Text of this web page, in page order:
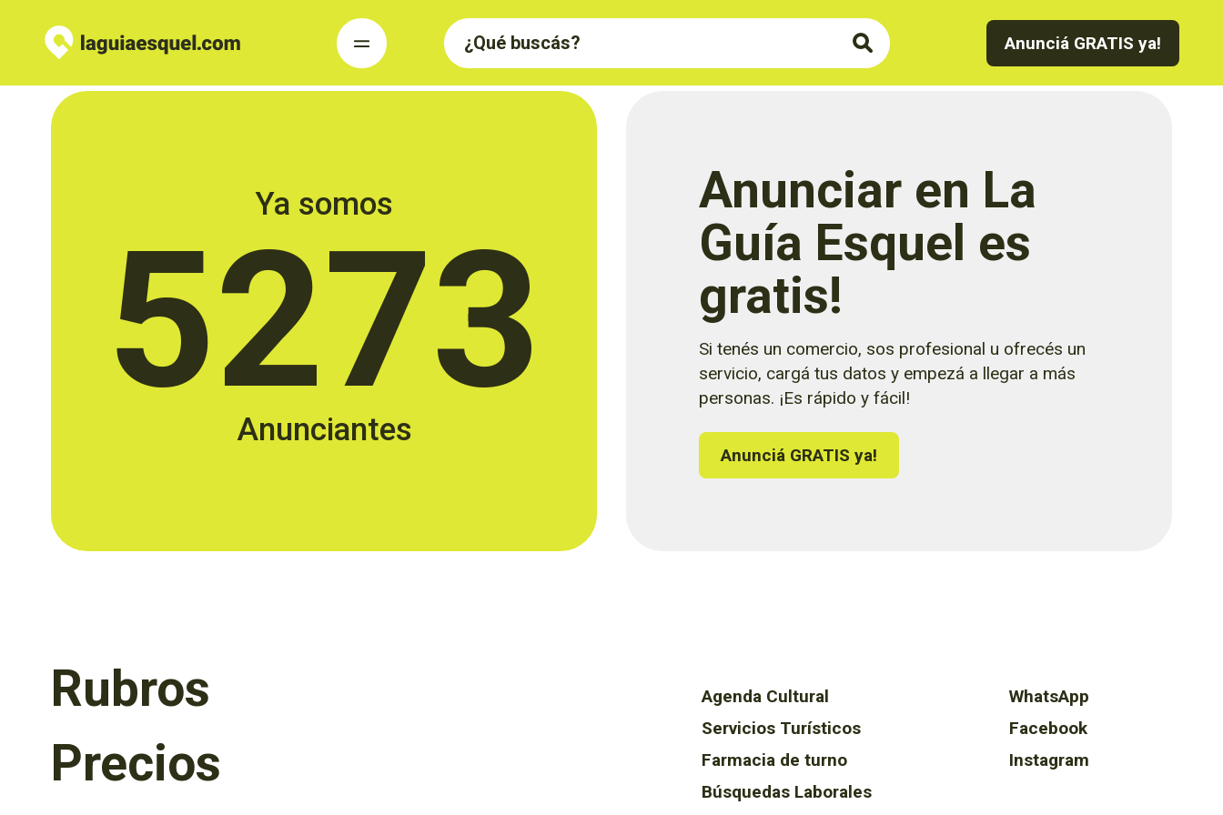
Anunciá GRATIS ya!
Ya somos
5273
Anunciantes
Anunciar en La
Guía Esquel es
gratis!
Si tenés un comercio, sos profesional u ofrecés un
servicio, cargá tus datos y empezá a llegar a más
personas. ¡Es rápido y fácil!
Anunciá GRATIS ya!
Rubros
Precios
Agenda Cultural
Servicios Turísticos
Farmacia de turno
Búsquedas Laborales
WhatsApp
Facebook
Instagram